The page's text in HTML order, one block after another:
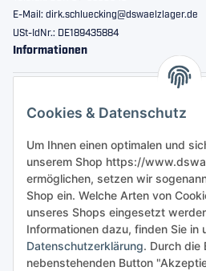
Cookies & Datenschutz
Um Ihnen einen optimalen und
unserem Shop https://
ermöglichen, setzen wir
Shop ein. Welche Arten von
unseres Shops eingesetzt
Informationen dazu, finden Sie in
Datenschutzerklärung. Durch die
nebenstehenden Button
E-Mail: dirk.schluecking@dswaelzlager.de
USt-IdNr.: DE189435884
Informationen